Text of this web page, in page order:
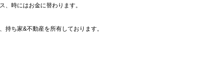
、時にはお金に替わります。
持ち家&不動産を所有しております。